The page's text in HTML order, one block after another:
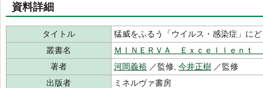
資料詳細
タイトル
猛威をふるう「ウイルス・感染症」に
叢書名
ＭＩＮＥＲＶＡ Ｅｘｃｅｌｌｅｎｔ
著者
河岡義裕 ／監修, 今井正樹 ／監修
出版者
ミネルヴァ書房